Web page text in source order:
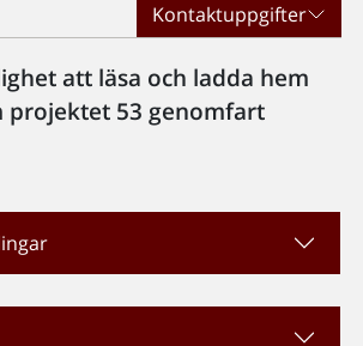
Kontaktuppgifter
att läsa och ladda hem
projektet 53 genomfart